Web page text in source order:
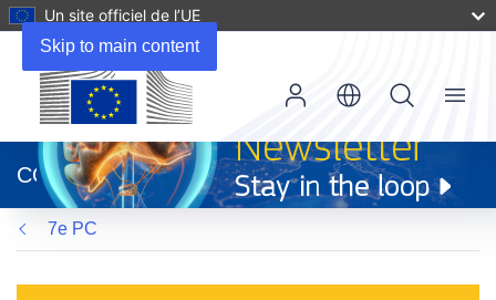
Skip to main content
Un site officiel de l’UE
dans
une
nouvelle
fenêtre)
CORDIS
Menu
7e PC